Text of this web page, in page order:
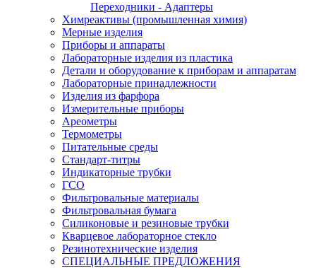
Переходники - Адаптеры
Химреактивы (промышленная химия)
Мерные изделия
Приборы и аппараты
Лабораторные изделия из пластика
Детали и оборудование к приборам и аппаратам
Лабораторные принадлежности
Изделия из фарфора
Измерительные приборы
Ареометры
Термометры
Питательные среды
Стандарт-титры
Индикаторные трубки
ГСО
Фильтровальные материалы
Фильтровальная бумага
Силиконовые и резиновые трубки
Кварцевое лабораторное стекло
Резинотехнические изделия
СПЕЦИАЛЬНЫЕ ПРЕДЛОЖЕНИЯ